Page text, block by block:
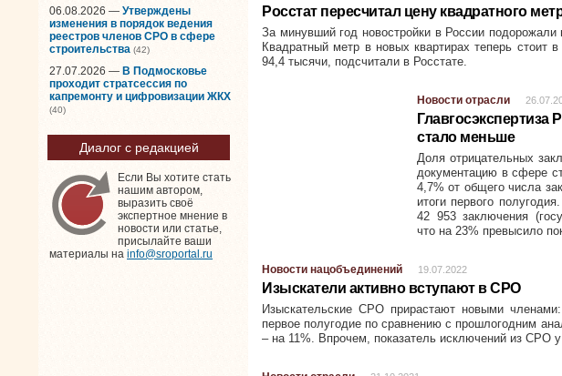
06.08.2026 — Утверждены
изменения в порядок ведения
реестров членов СРО в сфере
строительства (42)
27.07.2026 — В Подмосковье
проходит стратсессия по
капремонту и цифровизации ЖКХ
(40)
Диалог с редакцией
Если Вы хотите стать
нашим автором,
выразить своё
экспертное мнение в
новости или статье,
присылайте ваши
материалы на info@sroportal.ru
Росстат пересчитал цену квадратного
За минувший год новостройки в России
Квадратный метр в новых квартирах теперь
94,4 тысячи, подсчитали в Росстате.
Новости отрасли
стало меньше
Доля отрицательных
документацию в сфере
4,7% от общего числа
итоги первого
42 953 заключения
что на 23% превысило
Новости нацобъединений 19.07.2022
Изыскатели активно вступают в СРО
Изыскательские СРО прирастают новыми
первое полугодие по сравнению с прошлогодним
– на 11%. Впрочем, показатель исключений из СРО